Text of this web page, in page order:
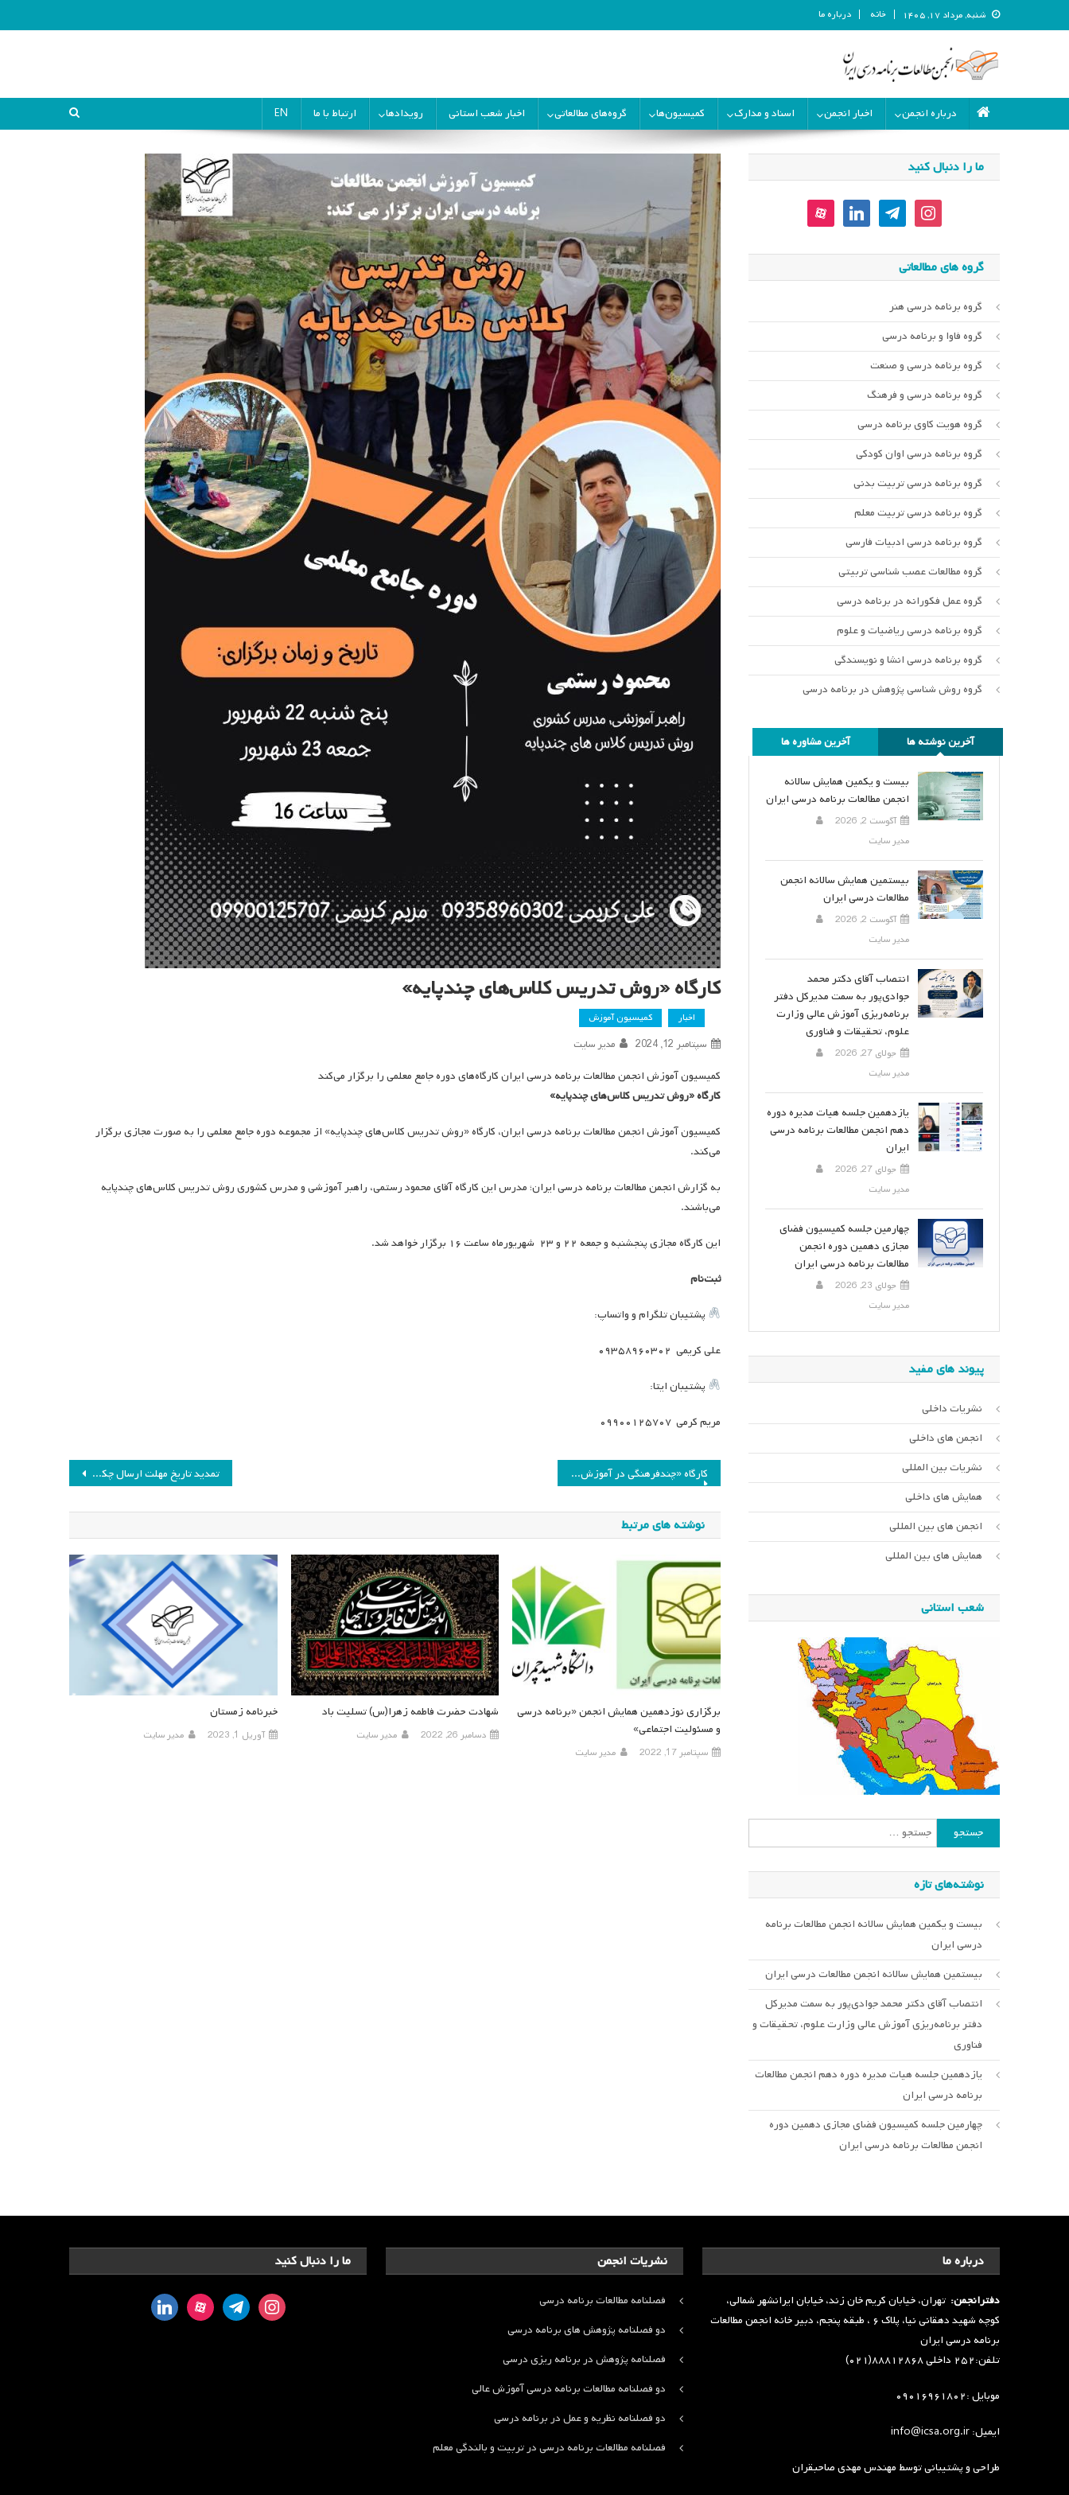
شنبه, مرداد ۱۷, ۱۴۰۵ خانه درباره ما
انجمن مطالعات برنامه درسی ایران
درباره انجمن
اخبار انجمن اسناد و مدارک کمیسیون‌ها گروه‌های مطالعاتی اخبار شعب استانی رویدادها ارتباط با ما EN
کارگاه «روش تدریس کلاس‌های چندپایه»
اخبار کمیسیون آموزش
سپتامبر 12, 2024 مدیر سایت
کمیسیون آموزش انجمن مطالعات برنامه درسی ایران کارگاه‌های دوره جامع معلمی را برگزار می‌کند
کارگاه «روش تدریس کلاس‌های چندپایه»
کمیسیون آموزش انجمن مطالعات برنامه درسی ایران، کارگاه «روش تدریس کلاس‌های چندپایه» از مجموعه دوره جامع معلمی را به صورت مجازی برگزار
می‌کند.
به گزارش انجمن مطالعات برنامه درسی ایران؛ مدرس این کارگاه آقای محمود رستمی، راهبر آموزشی و مدرس کشوری روش تدریس کلاس‌های چندپایه
می‌باشند.
این کارگاه مجازی پنجشنبه و جمعه ۲۲ و ۲۳ شهریورماه ساعت ۱۶ برگزار خواهد شد.
ثبت‌نام
پشتیبان تلگرام و واتساپ:
علی کریمی ۰۹۳۵۸۹۶۰۳۰۲
پشتیبان ایتا:
مریم کرمی ۰۹۹۰۰۱۲۵۷۰۷
راهبری
نوشته
تمدید تاریخ مهلت ارسال چکیده تفصیلی همایش برنامه درسی و عدالت کارگاه «چندفرهنگی در آموزش و پرورش»
نوشته های مرتبط
خبرنامه زمستان
آوریل 1, 2023 مدیر سایت
شهادت حضرت فاطمه زهرا(س) تسلیت باد
دسامبر 26, 2022 مدیر سایت
برگزاری نوزدهمین همایش انجمن «برنامه درسی
و مسئولیت اجتماعی»
سپتامبر 17, 2022 مدیر سایت
ما را دنبال کنید
instagram
telegram
linkedin
aparat
گروه های مطالعاتی
گروه برنامه درسی هنر
گروه فاوا و برنامه درسی
گروه برنامه درسی و صنعت
گروه برنامه درسی و فرهنگ
گروه هویت کاوی برنامه درسی
گروه برنامه درسی اوان کودکی
گروه برنامه درسی تربیت بدنی
گروه برنامه درسی تربیت معلم
گروه برنامه درسی ادبیات فارسی
گروه مطالعات عصب شناسی تربیتی
گروه عمل فکورانه در برنامه درسی
گروه برنامه درسی ریاضیات و علوم
گروه برنامه درسی انشا و نویسندگی
گروه روش شناسی پژوهش در برنامه درسی
آخرین نوشته ها آخرین مشاوره ها
بیست و یکمین همایش سالانه
انجمن مطالعات برنامه درسی ایران
آگوست 2, 2026
مدیر سایت
بیستمین همایش سالانه انجمن
مطالعات درسی ایران
آگوست 2, 2026
مدیر سایت
انتصاب آقای دکتر محمد
جوادی‌پور به سمت مدیرکل دفتر
برنامه‌ریزی آموزش عالی وزارت
علوم، تحقیقات و فناوری
جولای 27, 2026
مدیر سایت
یازدهمین جلسه هیات مدیره دوره
دهم انجمن مطالعات برنامه درسی
ایران
جولای 27, 2026
مدیر سایت
چهارمین جلسه کمیسیون فضای
مجازی دهمین دوره انجمن
مطالعات برنامه درسی ایران
جولای 23, 2026
مدیر سایت
پیوند های مفید
نشریات داخلی
انجمن های داخلی
نشریات بین المللی
همایش های داخلی
انجمن های بین المللی
همایش های بین المللی
شعب استانی
جستجو
برای:
نوشته‌های تازه
بیست و یکمین همایش سالانه انجمن مطالعات برنامه
درسی ایران
بیستمین همایش سالانه انجمن مطالعات درسی ایران
انتصاب آقای دکتر محمد جوادی‌پور به سمت مدیرکل
دفتر برنامه‌ریزی آموزش عالی وزارت علوم، تحقیقات و
فناوری
یازدهمین جلسه هیات مدیره دوره دهم انجمن مطالعات
برنامه درسی ایران
چهارمین جلسه کمیسیون فضای مجازی دهمین دوره
انجمن مطالعات برنامه درسی ایران
ما را دنبال کنید
instagram
telegram
aparat
linkedin
نشریات انجمن
فصلنامه مطالعات برنامه درسی
دو فصلنامه پژوهش های برنامه درسی
فصلنامه پژوهش در برنامه ریزی درسی
دو فصلنامه مطالعات برنامه درسی آموزش عالی
دو فصلنامه نظریه و عمل در برنامه درسی
فصلنامه مطالعات برنامه درسی در تربیت و بالندگی معلم
درباره ما
دفترانجمن: تهران، خیابان کریم خان زند، خیابان ایرانشهر شمالی،
کوچه شهید دهقانی نیا، پلاک ۶ ، طبقه پنجم، دبیر خانه انجمن مطالعات
برنامه درسی ایران
تلفن:۲۵۲ داخلی ۸۸۸۱۲۸۶۸(۰۲۱)
موبایل :۰۹۰۱۶۹۶۱۸۰۲
ایمیل: info@icsa.org.ir
طراحی و پشتیبانی توسطمهندس مهدی صاحبقران